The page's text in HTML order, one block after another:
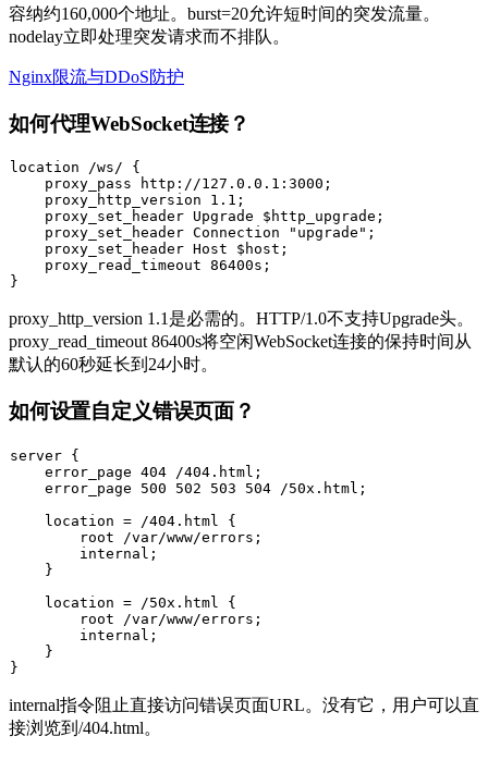
容纳约160,000个地址。 burst=20允许短时间的突发流量。
nodelay立即处理突发请求而不排队。
Nginx限流与DDoS防护
如何代理WebSocket连接？
location /ws/ {
    proxy_pass http://127.0.0.1:3000;
    proxy_http_version 1.1;
    proxy_set_header Upgrade $http_upgrade;
    proxy_set_header Connection "upgrade";
    proxy_set_header Host $host;
    proxy_read_timeout 86400s;
proxy_http_version 1.1是必需的。HTTP/1.0不支持Upgrade头。
proxy_read_timeout 86400s将空闲WebSocket连接的保持时间从
默认的60秒延长到24小时。
如何设置自定义错误页面？
server {
    error_page 404 /404.html;
    error_page 500 502 503 504 /50x.html;
    location = /404.html {
        root /var/www/errors;
        internal;
    }
    location = /50x.html {
        root /var/www/errors;
        internal;
    }
internal指令阻止直接访问错误页面URL。没有它，用户可以直
接浏览到 /404.html。